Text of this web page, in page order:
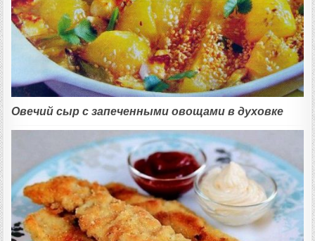
Овечий сыр с запеченными овощами в духовке